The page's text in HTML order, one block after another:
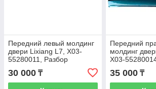
Передний левый молдинг
двери Lixiang L7, X03-
55280011, Разбор
30 000 ₸
Передний
молдинг
X03-
55280016,
35 000₸